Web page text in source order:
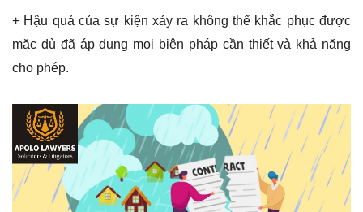
+ Hậu quả của sự kiện xảy ra không thể khắc phục được
mặc dù đã áp dụng mọi biện pháp cần thiết và khả năng
cho phép.